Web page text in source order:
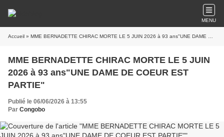
MENU
Accueil » MME BERNADETTE CHIRAC MORTE LE 5 JUIN 2026 à 93 ans"UNE DAME DE COEUR EST PARTIE"
MME BERNADETTE CHIRAC MORTE LE 5 JUIN
2026 à 93 ans"UNE DAME DE COEUR EST
PARTIE"
Publié le 06/06/2026 à 13:55
Par Congobo